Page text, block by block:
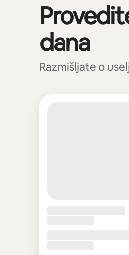
dana
Razmišljate o
Prikazano 0 od 0 stavki